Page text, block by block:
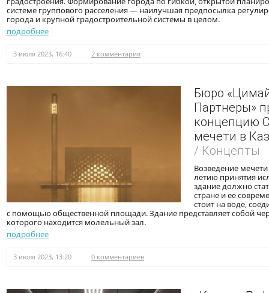
системе группового расселения — наилучшая предпосылка
города и крупной градостроительной системы в целом.
подробнее
3 июля 2023, 16:40 2 комментария
Бюро
Партнеры»
концепцию
мечети в
/ Концепты
Возведение
летию принятия
здание должно
стране и ее
стоит на воде,
с помощью общественной площади. Здание представляет собой
которого находится молельный зал.
подробнее
3 июля 2023, 13:20 0 комментариев